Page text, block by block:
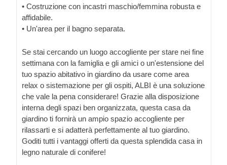
• Costruzione con incastri maschio/femmina robusta e
affidabile.
• Un'area per il bagno separata.
Se stai cercando un luogo accogliente per stare nei fine
settimana con la famiglia e gli amici o un'estensione del
tuo spazio abitativo in giardino da usare come area
relax o sistemazione per gli ospiti, ALBI è una soluzione
che vale la pena considerare! Grazie alla disposizione
interna degli spazi ben organizzata, questa casa da
giardino ti fornirà un ampio spazio accogliente per
rilassarti e si adatterà perfettamente al tuo giardino.
Goditi tutti i vantaggi offerti da questa splendida casa in
legno naturale di conifere!